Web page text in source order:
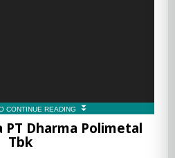
PT Dharma Polimetal
Tbk